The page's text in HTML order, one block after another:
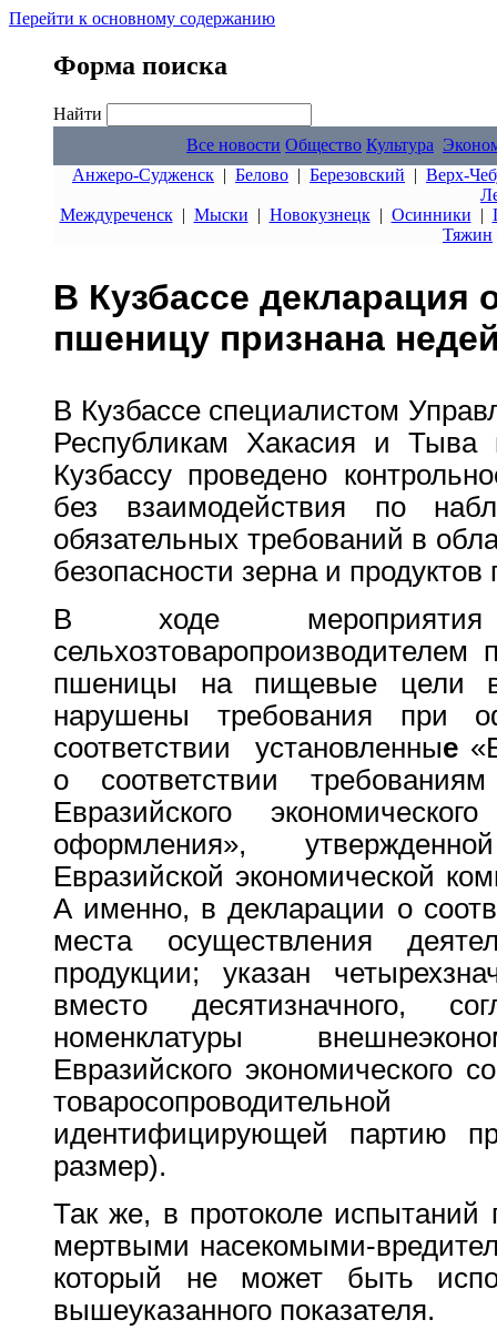
Перейти к основному содержанию
Форма поиска
Найти
Все новости Общество Культура
Анжеро-Судженск | Белово | Березовский | Верх-
Междуреченск| Мыски | Новокузнецк| Осинники |
Тяжин
В Кузбассе декларация
пшеницу признана
В Кузбассе специалистом
Республикам Хакасия и
Кузбассу проведено
без взаимодействия по
обязательных требований в
безопасности зерна и продуктов
В ходе
пшеницы на пищевые цели в
нарушены требования при
соответствии установленные
о соответствии требованиям
Евразийского
оформления»,
Евразийской экономической
А именно, в декларации о
места осуществления
продукции; указан
вместо десятизначного,
номенклатуры
Евразийского экономического
идентифицирующей партию
размер).
Так же, в протоколе испытаний
мертвыми насекомыми-
который не может быть
вышеуказанного показателя.